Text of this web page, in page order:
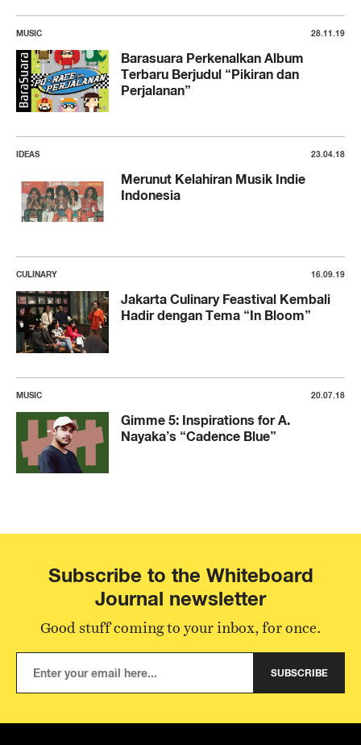
MUSIC 28.11.19
Barasuara Perkenalkan Album
Terbaru Berjudul “Pikiran dan
Perjalanan”
IDEAS 23.04.18
Merunut Kelahiran Musik Indie
Indonesia
CULINARY 16.09.19
Jakarta Culinary Feastival Kembali
Hadir dengan Tema “In Bloom”
MUSIC 20.07.18
Gimme 5: Inspirations for A.
Nayaka’s “Cadence Blue”
Subscribe to the Whiteboard
Journal newsletter
Good stuff coming to your inbox, for once.
SUBSCRIBE